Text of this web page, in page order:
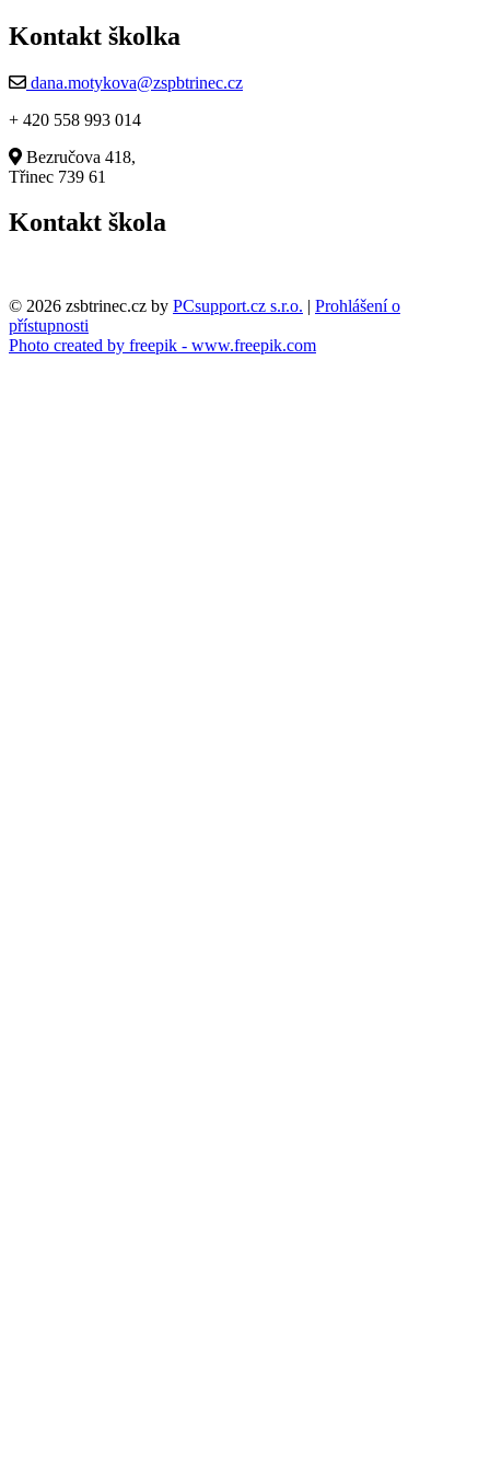
Kontakt školka
dana.motykova@zspbtrinec.cz
+ 420 558 993 014
Bezručova 418,
Třinec 739 61
Kontakt škola
© 2026 zsbtrinec.cz by PCsupport.cz s.r.o. | Prohlášení o
přístupnosti
Photo created by freepik - www.freepik.com